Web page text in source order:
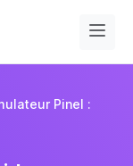
Pinel :